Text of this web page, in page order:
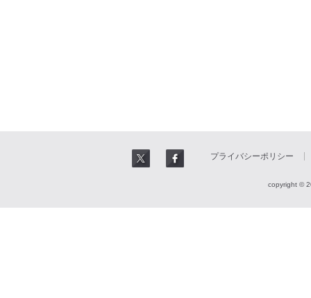
プライバシーポリシー
copyright ©